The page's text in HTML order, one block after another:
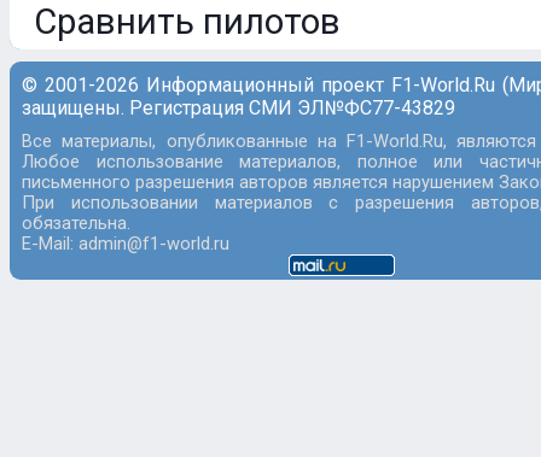
Сравнить пилотов
© 2001-2026 Информационный проект F1-World.Ru
защищены. Регистрация СМИ ЭЛ№ФС77-43829
Все материалы, опубликованные на F1-World.Ru,
Любое использование материалов, полное или
письменного разрешения авторов является нарушением
При использовании материалов с разрешения
обязательна.
E-Mail: admin@f1-world.ru